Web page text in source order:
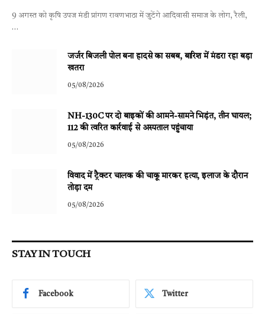
9 अगस्त को कृषि उपज मंडी प्रांगण रावणभाठा में जुटेंगे आदिवासी समाज के लोग, रैली,
…
जर्जर बिजली पोल बना हादसे का सबब, बारिश में मंडरा रहा बड़ा
खतरा
05/08/2026
NH-130C पर दो बाइकों की आमने-सामने भिड़ंत, तीन घायल;
112 की त्वरित कार्रवाई से अस्पताल पहुंचाया
05/08/2026
विवाद में ट्रैक्टर चालक की चाकू मारकर हत्या, इलाज के दौरान
तोड़ा दम
05/08/2026
STAY IN TOUCH
Facebook Twitter